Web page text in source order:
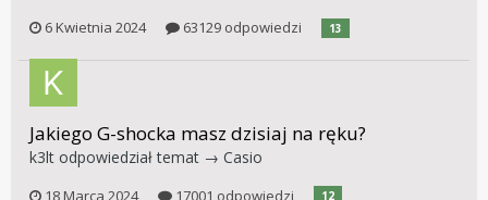
6 Kwietnia 2024
63129 odpowiedzi 13
Jakiego G-shocka masz dzisiaj na ręku?
k3lt odpowiedział temat → Casio
18 Marca 2024 17001 odpowiedzi 12